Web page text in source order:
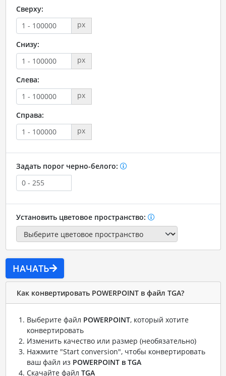
Сверху:
px
Снизу:
px
Слева:
px
Справа:
px
Задать порог черно-белого:
Установить цветовое пространство:
НАЧАТЬ
Как конвертировать POWERPOINT в файл TGA?
Выберите файл POWERPOINT, который хотите
конвертировать
Изменить качество или размер (необязательно)
Нажмите "Start conversion", чтобы конвертировать
ваш файл из POWERPOINT в TGA
Скачайте файл TGA